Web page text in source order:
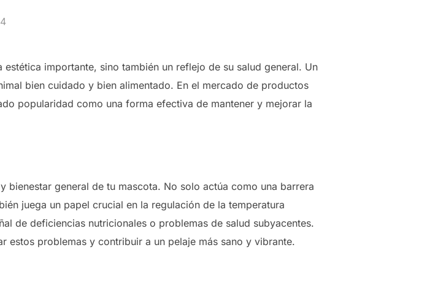
importante, sino también un reflejo de su salud general. Un
bien cuidado y bien alimentado. En el mercado de productos
popularidad como una forma efectiva de mantener y mejorar la
bienestar general de tu mascota. No solo actúa como una barrera
juega un papel crucial en la regulación de la temperatura
de deficiencias nutricionales o problemas de salud subyacentes.
estos problemas y contribuir a un pelaje más sano y vibrante.